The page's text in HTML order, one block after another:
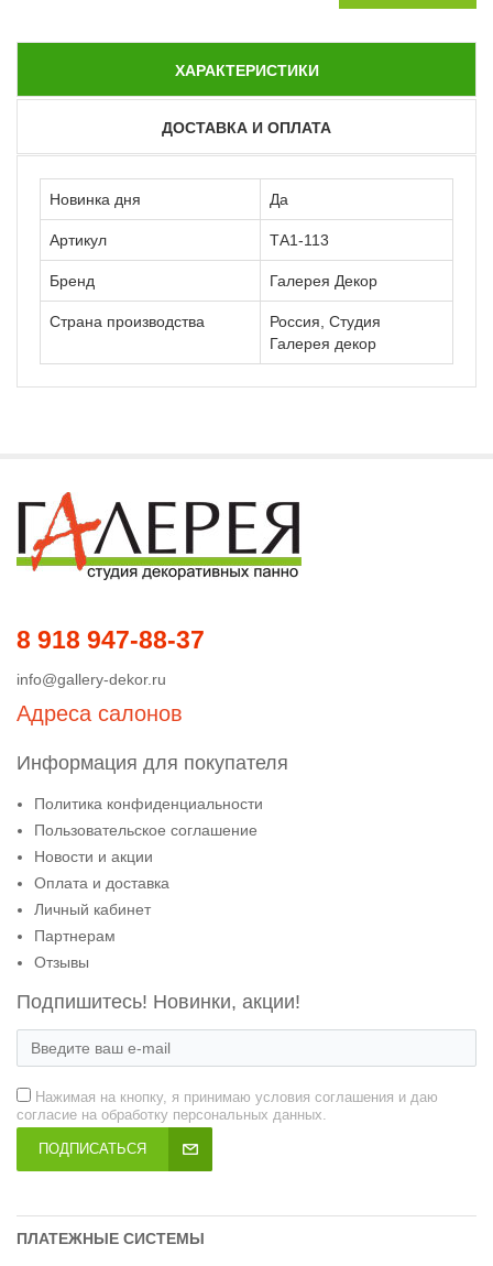
ХАРАКТЕРИСТИКИ
ДОСТАВКА И ОПЛАТА
Новинка дня Да
Артикул ТА1-113
Бренд Галерея Декор
Страна производства
Россия, Студия
Галерея декор
8 918 947-88-37
info@gallery-dekor.ru
Адреса салонов
Информация для покупателя
Политика конфиденциальности
Пользовательское соглашение
Новости и акции
Оплата и доставка
Личный кабинет
Партнерам
Отзывы
Подпишитесь! Новинки, акции!
Нажимая на кнопку, я принимаю условия соглашения и даю
согласие на обработку персональных данных.
ПОДПИСАТЬСЯ
ПЛАТЕЖНЫЕ СИСТЕМЫ